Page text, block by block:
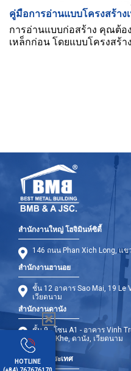
คู่มือการอ่านแบบโครงสร้าง
การอ่านแบบก่อสร้าง คุณต้อ
เหล็กก่อน โดยแบบโครงสร้า
สำนักงานใหญ่ โฮจิมินห์ซิตี้
146 ถนน Phan Xich Long, แ
สำนักงานฮานอย
ชั้น 12 อาคาร Sao Mai, 19 Le
เวียดนาม
สำนักงานดานัง
ชั้น 9 - โซน A1 - อาคาร Vinh
Thanh Khe, ดานัง, เวียดนาม
สาขาต่างประเทศ
HOTLINE